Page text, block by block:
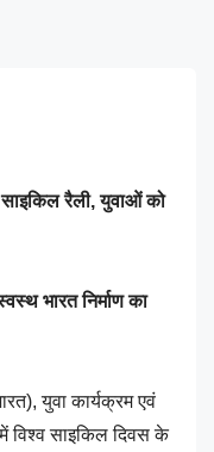
रैली, युवाओं को
भारत निर्माण का
युवा कार्यक्रम एवं
विश्व साइकिल दिवस के